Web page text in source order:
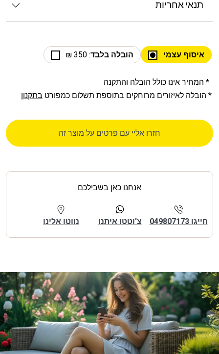
תנאי אחריות
איסוף עצמי הובלה בלבד: 350 ₪
* המחיר אינו כולל הובלה והתקנה
* הובלה לאיזורים מרוחקים בתוספת תשלום כמפורט בתקנון
חזרו אליי עם פרטים על מוצר זה
אנחנו כאן בשבילכם
חייגו 049807173 צ'וטטו איתנו נווטו אלינו